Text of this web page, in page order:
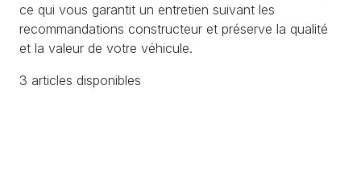
ce qui vous garantit un entretien suivant les
recommandations constructeur et préserve la qualité
et la valeur de votre véhicule.
3 articles disponibles